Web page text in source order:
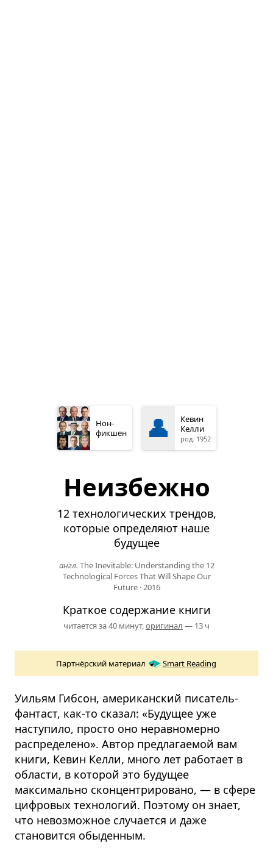
Нон­
фикшен
👤
Кевин
Келли
род. 1952
Неизбежно
12 технологических трендов,
которые определяют наше
будущее
англ. The Inevitable: Understanding the 12
Technological Forces That Will Shape Our
Future·2016
Краткое содержание книги
читается за 40 минут,оригинал — 13 ч
Партнёрский материал Smart Reading
Уильям Гибсон, американский писатель-
фантаст, как-то сказал: «Будущее уже
наступило, просто оно неравномерно
распределено». Автор предлагаемой вам
книги, Кевин Келли, много лет работает в
области, в которой это будущее
максимально сконцентрировано, — в сфере
цифровых технологий. Поэтому он знает,
что невозможное случается и даже
становится обыденным.